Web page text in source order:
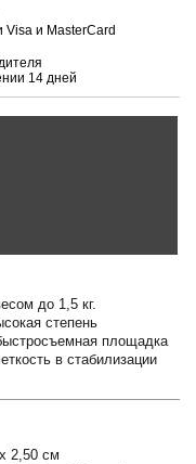
и MasterCard
14 дней
до 1,5 кг.
степень
площадка
в стабилизации
2,50 см